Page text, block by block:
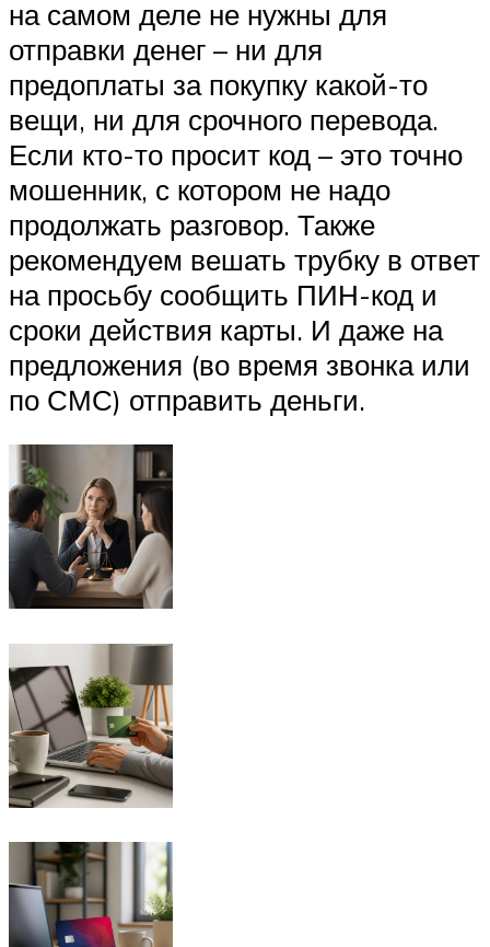
на самом деле не нужны для
отправки денег – ни для
предоплаты за покупку какой-то
вещи, ни для срочного перевода.
Если кто-то просит код – это точно
мошенник, с котором не надо
продолжать разговор. Также
рекомендуем вешать трубку в ответ
на просьбу сообщить ПИН-код и
сроки действия карты. И даже на
предложения (во время звонка или
по СМС) отправить деньги.